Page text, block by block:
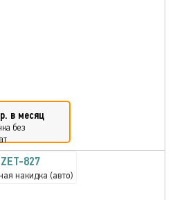
в месяц
без
ZET-827
накидка (авто)